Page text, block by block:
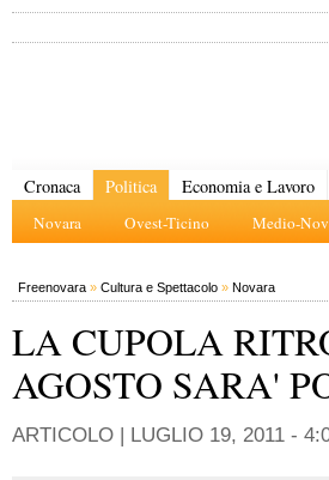
Cronaca Politica
Novara Ovest-Ticino Medio-
Economia e Lavoro
Freenovara » Cultura e Spettacolo » Novara
LA CUPOLA
AGOSTO SARA'
ARTICOLO | LUGLIO 19, 2011 -